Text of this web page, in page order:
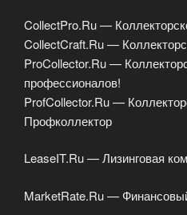
CollectPro.Ru —
CollectCraft.Ru —
ProCollector.Ru —
профессионалов!
ProfCollector.Ru —
Профколлектор
LeaseIT.Ru — Лизинговая
MarketRate.Ru —